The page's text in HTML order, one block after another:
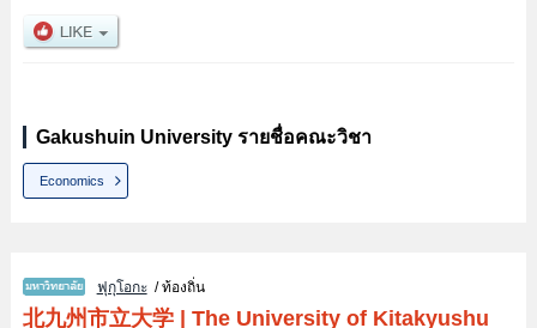
Gakushuin University รายชื่อคณะวิชา
Economics
ฟุกุโอกะ/ ท้องถิ่น
北九州市立大学| The University of Kitakyushu